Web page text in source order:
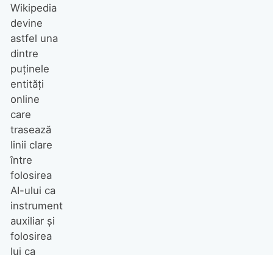
Wikipedia
devine
astfel una
dintre
puținele
entități
online
care
trasează
linii clare
între
folosirea
AI-ului ca
instrument
auxiliar și
folosirea
lui ca